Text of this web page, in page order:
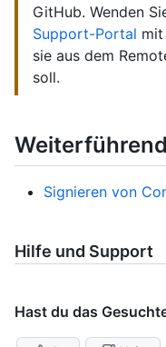
GitHub. Wenden
Support-Portal
sie aus dem
soll.
Signieren von
Hilfe und Support
Hast du das